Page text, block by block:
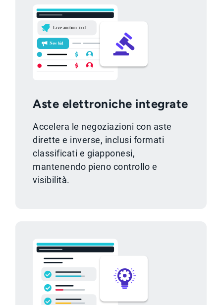
Aste elettroniche integrate
Accelera le negoziazioni con aste
dirette e inverse, inclusi formati
classificati e giapponesi,
mantenendo pieno controllo e
visibilità.